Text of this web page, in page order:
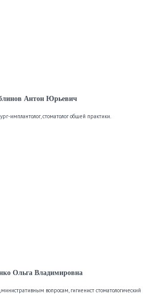
Антон Юрьевич
имплантолог, стоматолог общей практики.
Ольга Владимировна
вопросам, гигиенист стоматологический